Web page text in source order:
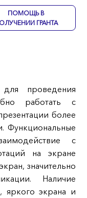
ПОМОЩЬ В
ГРАНТА
проведения
работать с
более
Функциональные
с
на экране
значительно
Наличие
яркого экрана и